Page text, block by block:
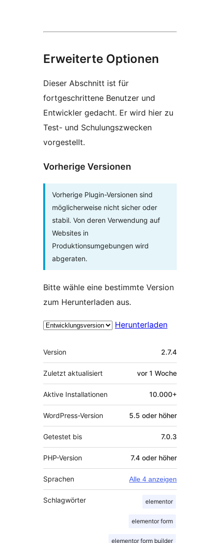
Erweiterte Optionen
Dieser Abschnitt ist für
fortgeschrittene Benutzer und
Entwickler gedacht. Er wird hier zu
Test- und Schulungszwecken
vorgestellt.
Vorherige Versionen
Vorherige Plugin-Versionen sind
möglicherweise nicht sicher oder
stabil. Von deren Verwendung auf
Websites in
Produktionsumgebungen wird
abgeraten.
Bitte wähle eine bestimmte Version
zum Herunterladen aus.
Herunterladen
Meta
Version 2.7.4
Zuletzt aktualisiert vor 1 Woche
Aktive Installationen 10.000+
WordPress-Version 5.5 oder höher
Getestet bis 7.0.3
PHP-Version 7.4 oder höher
Sprachen Alle 4 anzeigen
Schlagwörter elementor
elementor form
elementor form builder